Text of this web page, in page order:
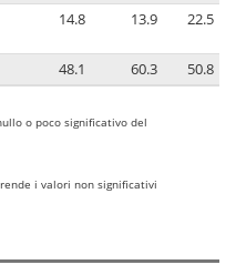
14.8 13.9 22.5
48.1 60.3 50.8
o poco significativo del
i valori non significativi